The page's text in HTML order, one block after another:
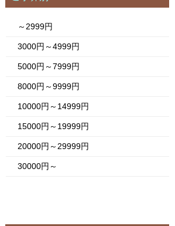
～2999円
3000円～4999円
5000円～7999円
8000円～9999円
10000円～14999円
15000円～19999円
20000円～29999円
30000円～